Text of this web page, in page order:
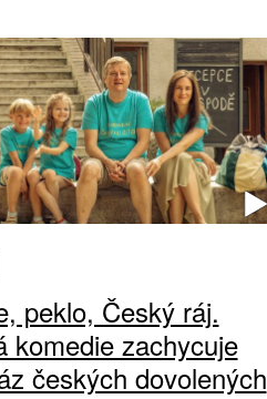
peklo, Český ráj.
komedie zachycuje
českých dovolených